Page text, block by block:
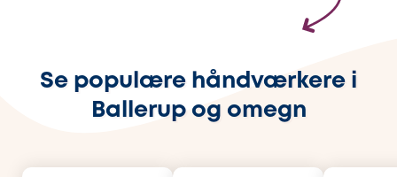
Se populære håndværkere i
Ballerup og omegn